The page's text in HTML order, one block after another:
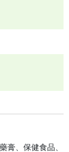
膏、保健食品、